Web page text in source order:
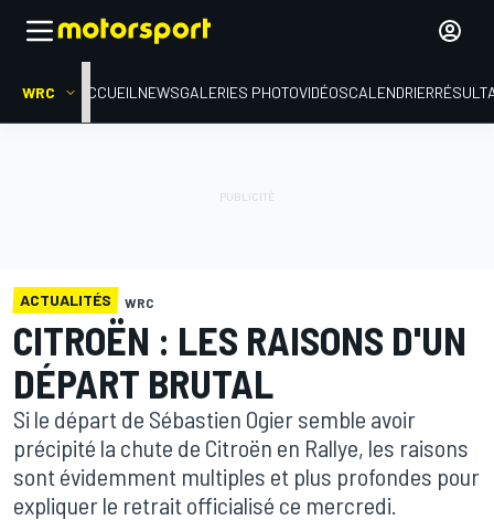
WRC ACCUEIL NEWSGALERIES PHOTOVIDÉOSCALENDRIER
ACTUALITÉS WRC
CITROËN : LES RAISONS D'UN
DÉPART BRUTAL
Si le départ de Sébastien Ogier semble avoir
précipité la chute de Citroën en Rallye, les raisons
sont évidemment multiples et plus profondes pour
expliquer le retrait officialisé ce mercredi.